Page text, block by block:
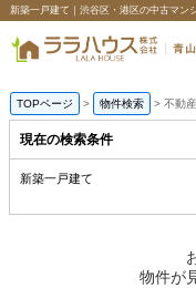
新築一戸建て｜渋谷区・港区の中古マン
TOPページ > 物件検索 > 不動
現在の検索条件
新築一戸建て
物件が